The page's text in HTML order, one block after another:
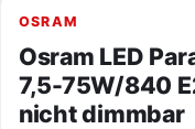
OSRAM
Osram LED
7,5-75W/840
nicht dimmbar